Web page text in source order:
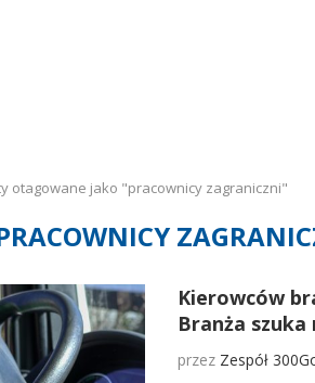
otagowane jako "pracownicy zagraniczni"
Kierowców
Branża
przez Zespół